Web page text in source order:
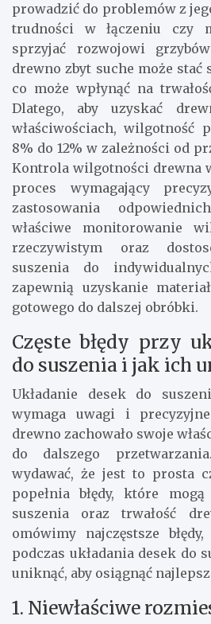
prowadzić do problemów z
trudności w łączeniu czy
sprzyjać rozwojowi
drewno zbyt suche może stać
co może wpłynąć na
Dlatego, aby uzyskać
właściwościach, wilgotność
8% do 12% w zależności od
Kontrola wilgotności drewna
proces wymagający
zastosowania
właściwe monitorowanie
rzeczywistym oraz
suszenia do
zapewnią uzyskanie
gotowego do dalszej obróbki.
Częste błędy przy
do suszenia i jak ich
Układanie desek do
wymaga uwagi i
drewno zachowało swoje
do dalszego
wydawać, że jest to prosta
popełnia błędy, które
suszenia oraz trwałość
omówimy najczęstsze
podczas układania desek do
uniknąć, aby osiągnąć
1. Niewłaściwe